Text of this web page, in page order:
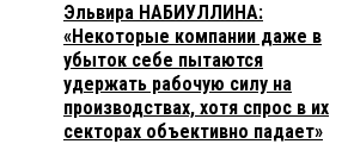
Эльвира НАБИУЛЛИНА:
«Некоторые компании даже в
убыток себе пытаются
удержать рабочую силу на
производствах, хотя спрос в их
секторах объективно падает»